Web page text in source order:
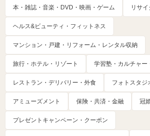
本・雑誌・音楽・DVD・映画・ゲーム リサ
ヘルス&ビューティ・フィットネス
マンション・戸建・リフォーム・レンタル収納
旅行・ホテル・リゾート 学習塾・カルチャー
レストラン・デリバリー・外食 フォトスタジ
アミューズメント 保険・共済・金融 冠
プレゼントキャンペーン・クーポン